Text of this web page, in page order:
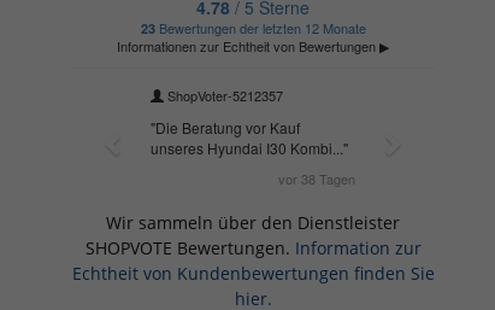
Wir sammeln über den Dienstleister
SHOPVOTE Bewertungen. Information zur
Echtheit von Kundenbewertungen finden Sie
hier.